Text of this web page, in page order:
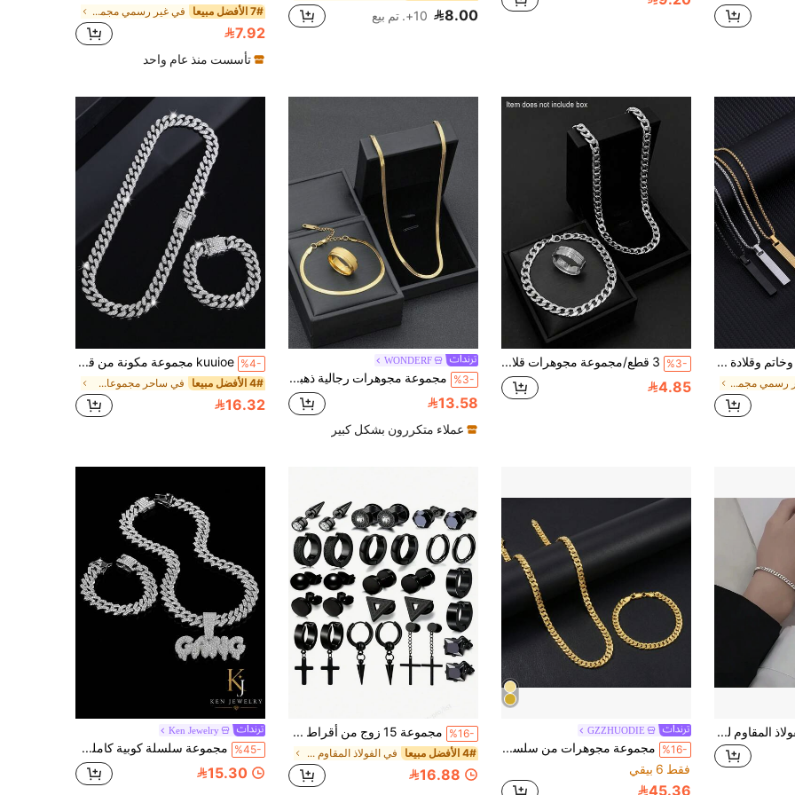
8.00 10+. تم بيع 7# الأفضل مبيعا في غير رسمي مجموعات مجوهرات الرجال
7.92
تأسست منذ عام واحد
مجموعة سوار وخاتم وقلادة من الفولاذ المقاوم للصدأ 3 قطع، بأرقام رومانية، مناسبة للارتداء اليومي للرجال
في غير رسمي مجموعات مجوهرات الرجال
%3- 3 قطع/مجموعة مجوهرات قلادة وسوار وخاتم من الفولاذ المقاوم للصدأ بأسلوب هيب هوب أنيق وبسيط مناسب للارتداء اليومي وهدايا العطلات
4.85
WONDERF
%3- مجموعة مجوهرات رجالية ذهبية بسلسلة مسطحة من الفولاذ المقاوم للصدأ مطلية بالذهب عيار 18 قيراط، قلادة وسوار بأسلوب بسيط للارتداء اليومي، هدية رجالية، مجوهرات رجالية
13.58
عملاء متكررون بشكل كبير
%4- kuuioe مجموعة مكونة من قلادة وسوار من نوع السلسلة الفاخرة، إكسسوارات الرقص الهيب هوب الجذابة للرجال، مناسبة كهدية مميزة ليوم الأب أو للصديق
4# الأفضل مبيعا في ساحر مجموعات مجوهرات الرجال
16.32
2 سوار كاجوال من الفولاذ المقاوم للصدأ للأزواج، مثالي للارتداء اليومي والسفر، هدية رائعة لعيد الحب! هدية عيد الأب عيد الحب اكسسوارات مدرسية هالوين بنكي GZZHUODIE
%16-
مجموعة مجوهرات من سلسلة وسوار مطلية بالذهب عيار 14 قيراط من النحاس السميك، مناسبة للاستخدام اليومي والحفلات والمهرجانات الموسيقية والعروض المسرحية
فقط 6 بيقي
45.36
%16- مجموعة 15 زوج من أقراط سوداء، أقراط مسمارية من الفولاذ المقاوم للصدأ بأسلوب بارد، أقراط مثقوبة شخصية عالية الجودة، مجموعة أقراط حلقية معلقة بتصميم هندسي متقاطع، أقراط باردة للجنسين
4# الأفضل مبيعا في الفولاذ المقاوم للصدأ مجموعات مجوهرات الرجال
16.88
Ken Jewelry
%45- مجموعة سلسلة كوبية كاملة من الألماس بحروف GANG على الطراز الأوروبي والأمريكي للهيب هوب، مجموعة قلادة وسوار مرصعة بالراين للرجال، إكسسوارات ملابس الشارع باللونين الذهبي والفضي، هدية للصديق
15.30